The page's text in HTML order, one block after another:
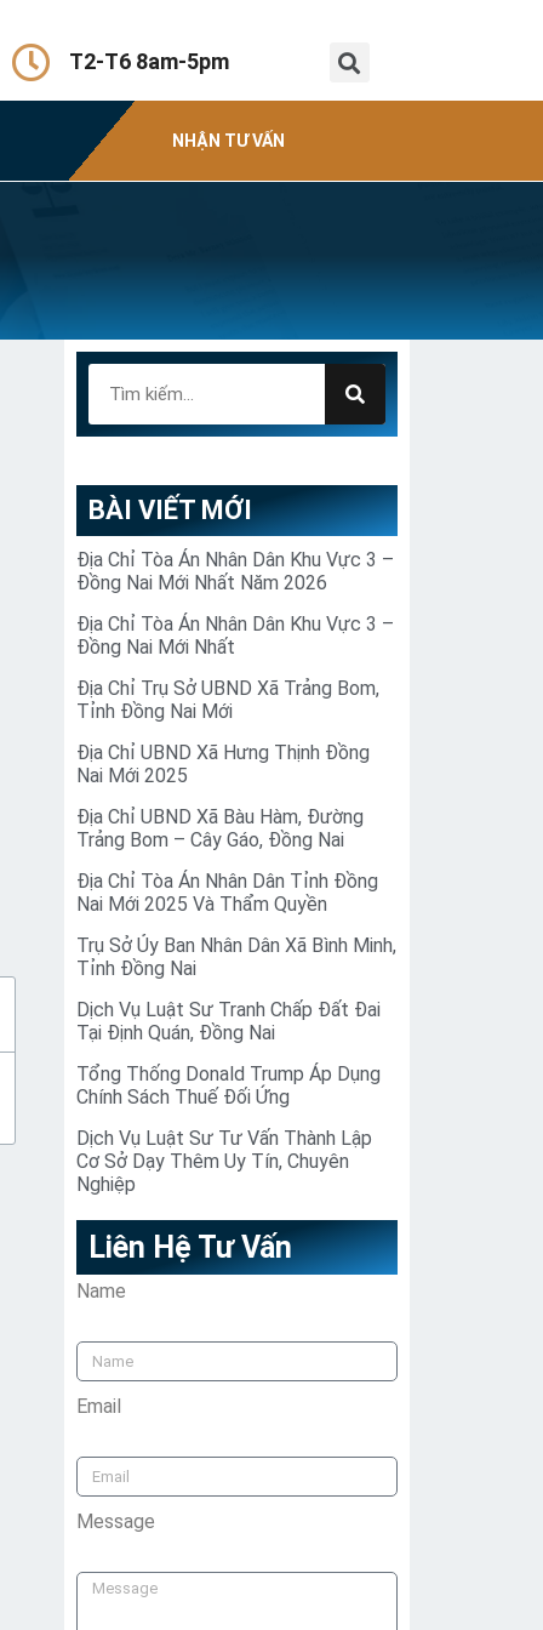
T2-T6 8am-5pm
NHẬN TƯ VẤN
BÀI VIẾT MỚI
Địa Chỉ Tòa Án Nhân Dân Khu Vực 3 –
Đồng Nai Mới Nhất Năm 2026
Địa Chỉ Tòa Án Nhân Dân Khu Vực 3 –
Đồng Nai Mới Nhất
Địa Chỉ Trụ Sở UBND Xã Trảng Bom,
Tỉnh Đồng Nai Mới
Địa Chỉ UBND Xã Hưng Thịnh Đồng
Nai Mới 2025
Địa Chỉ UBND Xã Bàu Hàm, Đường
Trảng Bom – Cây Gáo, Đồng Nai
Địa Chỉ Tòa Án Nhân Dân Tỉnh Đồng
Nai Mới 2025 Và Thẩm Quyền
Trụ Sở Ủy Ban Nhân Dân Xã Bình Minh,
Tỉnh Đồng Nai
Dịch Vụ Luật Sư Tranh Chấp Đất Đai
Tại Định Quán, Đồng Nai
Tổng Thống Donald Trump Áp Dụng
Chính Sách Thuế Đối Ứng
Dịch Vụ Luật Sư Tư Vấn Thành Lập
Cơ Sở Dạy Thêm Uy Tín, Chuyên
Nghiệp
Liên Hệ Tư Vấn
Name
Email
Message